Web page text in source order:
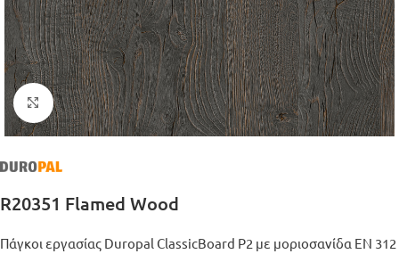
Μεγέθυνση
R20351 Flamed Wood
Πάγκοι εργασίας Duropal ClassicBoard P2 με μοριοσανίδα ΕΝ 312